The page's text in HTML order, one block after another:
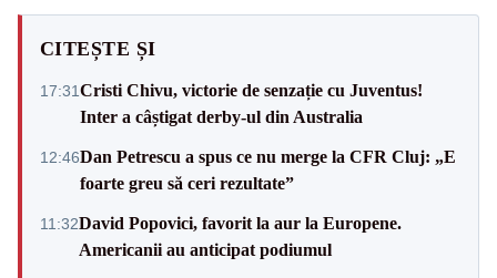
CITEȘTE ȘI
17:31Cristi Chivu, victorie de senzație cu Juventus!
Inter a câștigat derby-ul din Australia
12:46Dan Petrescu a spus ce nu merge la CFR Cluj: „E
foarte greu să ceri rezultate”
11:32David Popovici, favorit la aur la Europene.
Americanii au anticipat podiumul